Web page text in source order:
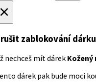
zablokování dárku
nechceš mít dárek Kožený
dárek pak bude moci